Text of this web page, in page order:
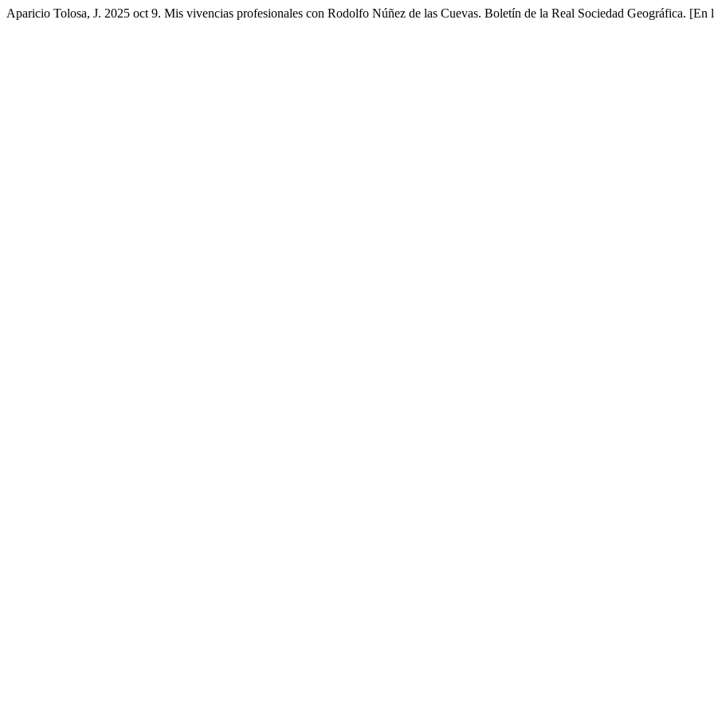
Aparicio Tolosa, J. 2025 oct 9. Mis vivencias profesionales con Rodolfo Núñez de las Cuevas. Boletín de la Real Sociedad Geográfica.